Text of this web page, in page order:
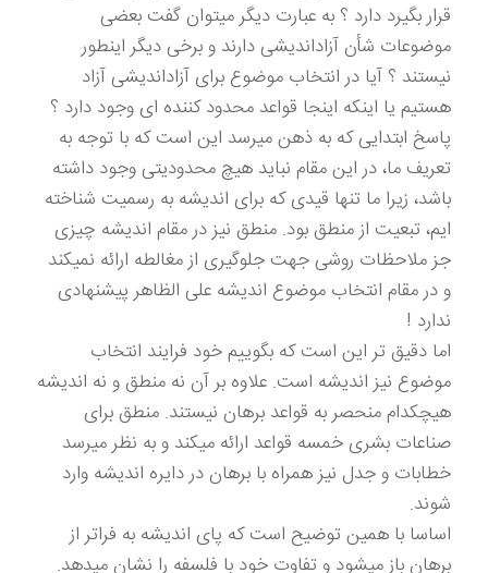
قرار بگیرد دارد ؟ به عبارت دیگر میتوان گفت بعضی
موضوعات شأن آزاداندیشی دارند و برخی دیگر اینطور
نیستند ؟ آیا در انتخاب موضوع برای آزاداندیشی آزاد
هستیم یا اینکه اینجا قواعد محدود کننده ای وجود دارد ؟
پاسخ ابتدایی که به ذهن میرسد این است که با توجه به
تعریف ما، در این مقام نباید هیچ محدودیتی وجود داشته
باشد، زیرا ما تنها قیدی که برای اندیشه به رسمیت شناخته
ایم، تبعیت از منطق بود. منطق نیز در مقام اندیشه چیزی
جز ملاحظات روشی جهت جلوگیری از مغالطه ارائه نمیکند
و در مقام انتخاب موضوع اندیشه علی الظاهر پیشنهادی
ندارد !
اما دقیق تر این است که بگوییم خود فرایند انتخاب
موضوع نیز اندیشه است. علاوه بر آن نه منطق و نه اندیشه
هیچکدام منحصر به قواعد برهان نیستند. منطق برای
صناعات بشری خمسه قواعد ارائه میکند و به نظر میرسد
خطابات و جدل نیز همراه با برهان در دایره اندیشه وارد
شوند.
اساسا با همین توضیح است که پای اندیشه به فراتر از
برهان باز میشود و تفاوت خود با فلسفه را نشان میدهد.